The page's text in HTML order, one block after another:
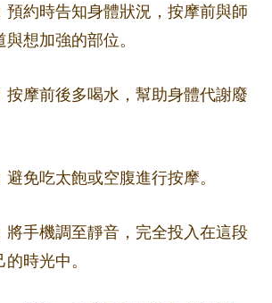
預約時告知身體狀況，按摩前與師
想加強的部位。
按摩前後多喝水，幫助身體代謝廢
避免吃太飽或空腹進行按摩。
將手機調至靜音，完全投入在這段
時光中。